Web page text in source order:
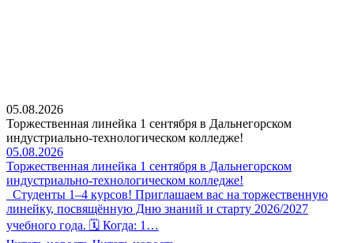
05.08.2026
Торжественная линейка 1 сентября в Дальнегорском
индустриально-технологическом колледже!
05.08.2026
Торжественная линейка 1 сентября в Дальнегорском
индустриально-технологическом колледже!
Студенты 1–4 курсов! Приглашаем вас на торжественную
линейку, посвящённую Дню знаний и старту 2026/2027
учебного года. 🗓 Когда: 1…